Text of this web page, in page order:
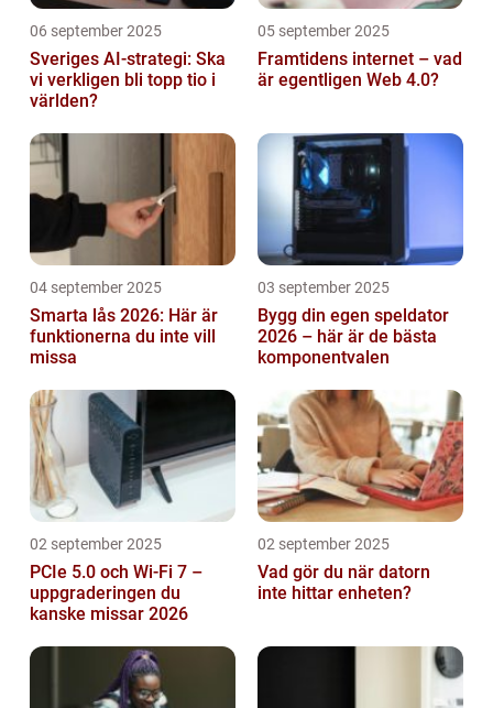
06 september 2025
Sveriges AI-strategi: Ska
vi verkligen bli topp tio i
världen?
05 september 2025
Framtidens internet – vad
är egentligen Web 4.0?
04 september 2025
Smarta lås 2026: Här är
funktionerna du inte vill
missa
03 september 2025
Bygg din egen speldator
2026 – här är de bästa
komponentvalen
02 september 2025
PCIe 5.0 och Wi-Fi 7 –
uppgraderingen du
kanske missar 2026
02 september 2025
Vad gör du när datorn
inte hittar enheten?